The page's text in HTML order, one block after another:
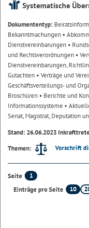
Systematische
Dokumententyp:
Bekanntmachungen •
Dienstvereinbarungen •
und Rechtsverordnungen •
Dienstvereinbarungen,
Gutachten • Verträge und
Geschäftsverteilungs- und
Broschüren • Berichte und
Informationssysteme •
Senat, Magistrat, Deputation
Stand: 26.06.2023
Themen:
Vorschrift
Seite
1
Einträge pro Seite
10